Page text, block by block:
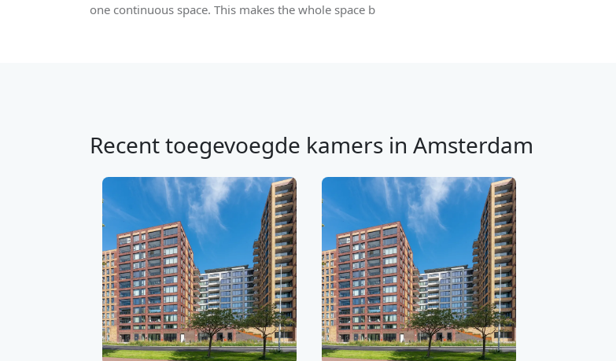
one continuous space. This makes the whole space b
Recent toegevoegde kamers in Amsterdam